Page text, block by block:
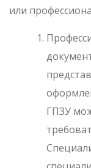
или
ГПЗУ